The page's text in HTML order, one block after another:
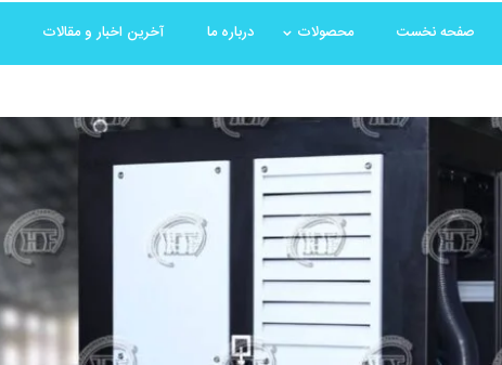
صفحه نخست محصولات درباره ما آخرین اخبار و مقالات